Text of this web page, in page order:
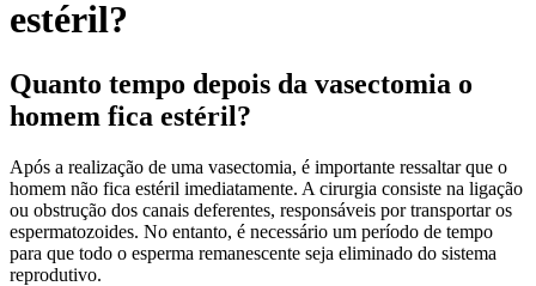
estéril?
Quanto tempo depois da vasectomia o
homem fica estéril?
Após a realização de uma vasectomia, é importante ressaltar que o
homem não fica estéril imediatamente. A cirurgia consiste na ligação
ou obstrução dos canais deferentes, responsáveis por transportar os
espermatozoides. No entanto, é necessário um período de tempo
para que todo o esperma remanescente seja eliminado do sistema
reprodutivo.